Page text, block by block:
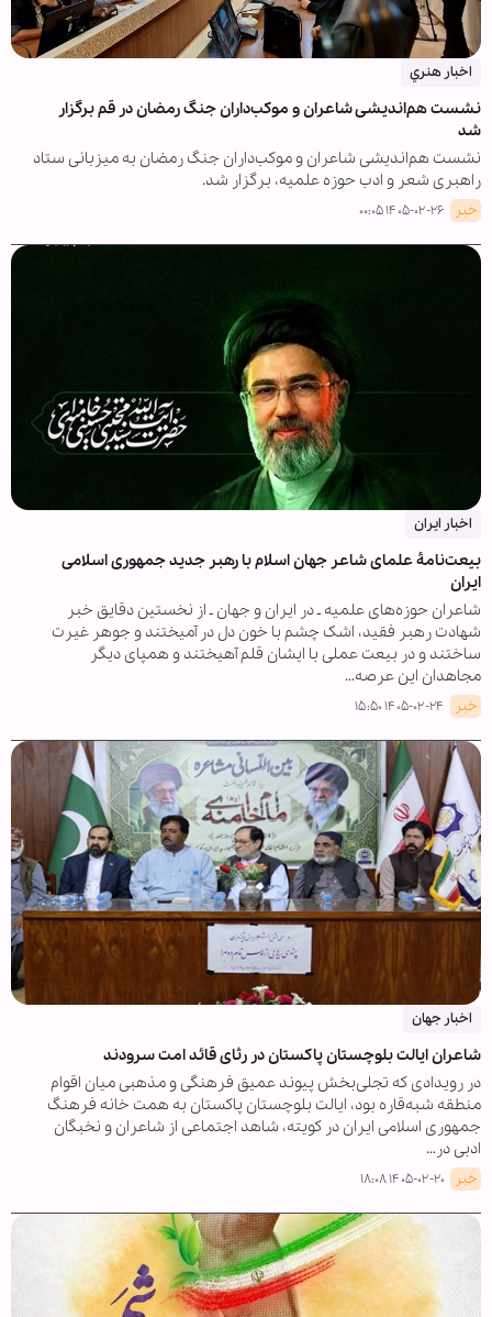
اخبار هنري
نشست هم‌اندیشی شاعران و موکب‌داران جنگ رمضان در قم برگزار
شد
نشست هم‌اندیشی شاعران و موکب‌داران جنگ رمضان به میزبانی ستاد
راهبری شعر و ادب حوزه علمیه، برگزار شد.
خبر ۱۴۰۵-۰۲-۲۶ ۰۰:۰۵
اخبار ایران
بیعت‌نامۀ علمای شاعر جهان اسلام با رهبر جدید جمهوری اسلامی
ایران
شاعران حوزه‌های علمیه ـ در ایران و جهان ـ از نخستین دقایق خبر
شهادت رهبر فقید، اشک چشم با خون دل در آمیختند و جوهر غیرت
ساختند و در بیعت عملی با ایشان قلم آهیختند و همپای دیگر
مجاهدان این عرصه…
خبر ۱۴۰۵-۰۲-۲۴ ۱۵:۵۰
اخبار جهان
شاعران ایالت بلوچستان پاکستان در رثای قائد امت سرودند
در رویدادی که تجلی‌بخش پیوند عمیق فرهنگی و مذهبی میان اقوام
منطقه شبه‌قاره بود، ایالت بلوچستان پاکستان به همت خانه فرهنگ
جمهوری اسلامی ایران در کویته، شاهد اجتماعی از شاعران و نخبگان
ادبی در…
خبر ۱۴۰۵-۰۲-۲۰ ۱۸:۰۸